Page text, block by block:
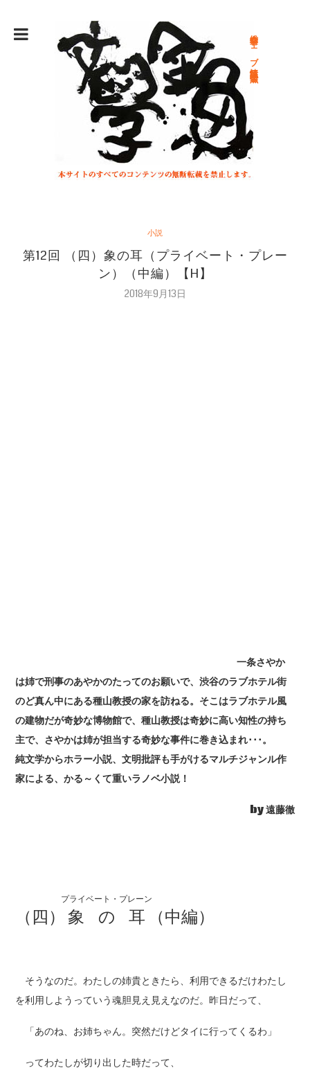
総合文学ウェブ情報誌 文学金魚
小説
第12回 （四）象の耳（プライベート・プレー
ン）（中編）【H】
2018年9月13日
一条さやか
は姉で刑事のあやかのたってのお願いで、渋谷のラブホテル街
のど真ん中にある種山教授の家を訪ねる。そこはラブホテル風
の建物だが奇妙な博物館で、種山教授は奇妙に高い知性の持ち
主で、さやかは姉が担当する奇妙な事件に巻き込まれ･･･。
純文学からホラー小説、文明批評も手がけるマルチジャンル作
家による、かる～くて重いラノベ小説！
by 遠藤徹
（四） 象の耳
プライベート・プレーン
（中編）
そうなのだ。わたしの姉貴ときたら、利用できるだけわたし
を利用しようっていう魂胆見え見えなのだ。昨日だって、
「あのね、お姉ちゃん。突然だけどタイに行ってくるわ」
ってわたしが切り出した時だって、